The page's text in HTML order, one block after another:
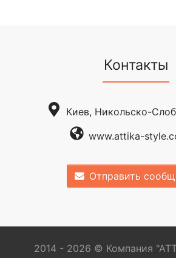
Контакты
Киев, Никольско-
www.attika-
Отправить
2014 - 2026 © Компания